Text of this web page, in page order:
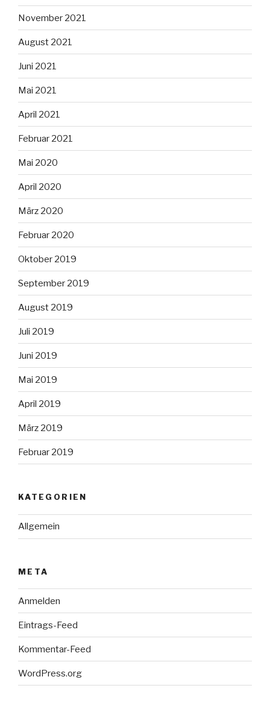
November 2021
August 2021
Juni 2021
Mai 2021
April 2021
Februar 2021
Mai 2020
April 2020
März 2020
Februar 2020
Oktober 2019
September 2019
August 2019
Juli 2019
Juni 2019
Mai 2019
April 2019
März 2019
Februar 2019
KATEGORIEN
Allgemein
META
Anmelden
Eintrags-Feed
Kommentar-Feed
WordPress.org